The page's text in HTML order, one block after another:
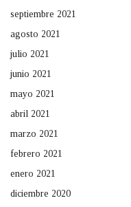
septiembre 2021
agosto 2021
julio 2021
junio 2021
mayo 2021
abril 2021
marzo 2021
febrero 2021
enero 2021
diciembre 2020